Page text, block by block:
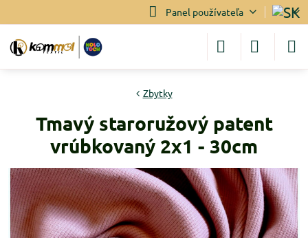
Panel používateľa
Zbytky
Tmavý staroružový patent
vrúbkovaný 2x1 - 30cm